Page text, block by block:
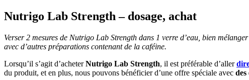
Nutrigo Lab Strength – dosage, achat
Verser 2 mesures de Nutrigo Lab Strength dans 1 verre d’eau, bien
avec d’autres préparations contenant de la caféine.
Lorsqu’il s’agit d’acheterNutrigo Lab Strength, il est préférable d’aller
du produit, et en plus, nous pouvons bénéficier d’une offre spéciale avec des